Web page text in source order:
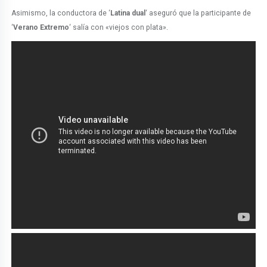
Asimismo, la conductora de ‘Latina dual ‘ aseguró que la participante de
‘Verano Extremo‘ salía con «viejos con plata».